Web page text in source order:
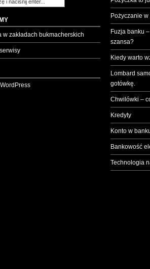
w zakładach bukmacherskich
Pożyczanie
Fuzja banku
szansa?
Kiedy warto
Lombard
gotówkę.
Chwilówki –
Kredyty
Konto w
Bankowość
Technologia